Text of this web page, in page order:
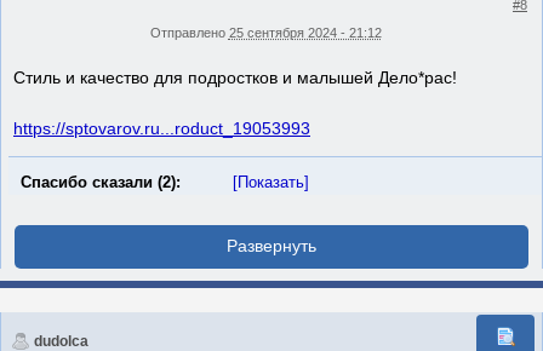
#8
Отправлено 25 сентября 2024 - 21:12
Стиль и качество для подростков и малышей Дело*рас!
https://sptovarov.ru...roduct_19053993
Спасибо сказали (2): [Показать]
dudolca